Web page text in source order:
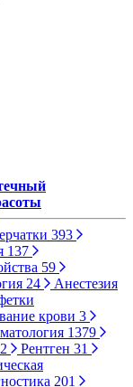
393
137
59
24
Анестезия
крови 3
1379
Рентген 31
201